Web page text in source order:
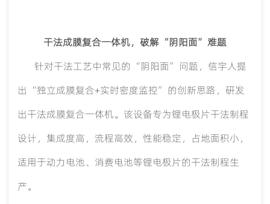
干法成膜复合一体机，破解“阴阳面”难题
针对干法工艺中常见的 “阴阳面”问题，信宇人提
出“独立成膜复合+实时密度监控”的创新思路，研发
出干法成膜复合一体机。该设备专为锂电极片干法制程
设计，集成度高，流程高效，性能稳定，占地面积小，
适用于动力电池、消费电池等锂电极片的干法制程生
产。